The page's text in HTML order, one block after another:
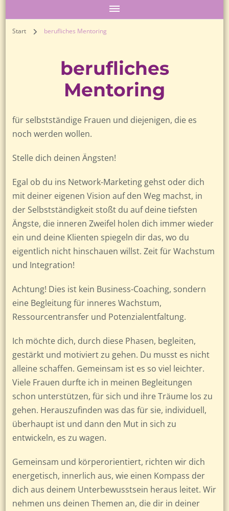
Start berufliches Mentoring
berufliches
Mentoring
für selbstständige Frauen und diejenigen, die es
noch werden wollen.
Stelle dich deinen Ängsten!
Egal ob du ins Network-Marketing gehst oder dich
mit deiner eigenen Vision auf den Weg machst, in
der Selbstständigkeit stoßt du auf deine tiefsten
Ängste, die inneren Zweifel holen dich immer wieder
ein und deine Klienten spiegeln dir das, wo du
eigentlich nicht hinschauen willst. Zeit für Wachstum
und Integration!
Achtung! Dies ist kein Business-Coaching, sondern
eine Begleitung für inneres Wachstum,
Ressourcentransfer und Potenzialentfaltung.
Ich möchte dich, durch diese Phasen, begleiten,
gestärkt und motiviert zu gehen. Du musst es nicht
alleine schaffen. Gemeinsam ist es so viel leichter.
Viele Frauen durfte ich in meinen Begleitungen
schon unterstützen, für sich und ihre Träume los zu
gehen. Herauszufinden was das für sie, individuell,
überhaupt ist und dann den Mut in sich zu
entwickeln, es zu wagen.
Gemeinsam und körperorientiert, richten wir dich
energetisch, innerlich aus, wie einen Kompass der
dich aus deinem Unterbewusstsein heraus leitet. Wir
nehmen uns deinen Themen an, die dir in deiner